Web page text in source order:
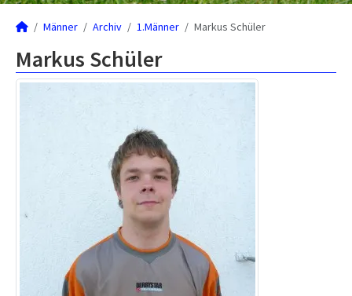
Männer Archiv 1.Männer Markus Schüler
Markus Schüler